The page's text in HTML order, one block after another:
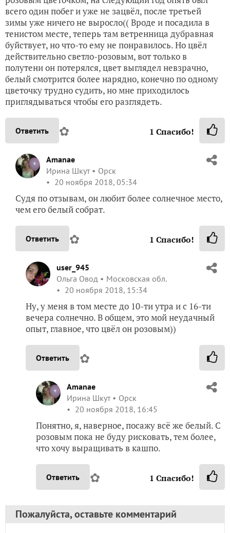
всего один побег и уже не зацвёл, после третьей
зимы уже ничего не выросло(( Вроде и посадила в
тенистом месте, теперь там ветренница дубравная
буйствует, но что-то ему не понравилось. Но цвёл
действительно светло-розовым, вот только в
полутени он потерялся, цвет выглядел невзрачно,
белый смотрится более нарядно, конечно по одному
цветочку трудно судить, но мне приходилось
приглядываться чтобы его разглядеть.
Ответить ✿ 1 Спасибо!
Amanae
Ирина Шкут
Орск
20 ноября 2018, 05:34
Судя по отзывам, он любит более солнечное место,
чем его белый собрат.
Ответить ✿ 1 Спасибо!
user_945
Ольга Овод
Московская обл.
20 ноября 2018, 15:34
Ну, у меня в том месте до 10-ти утра и с 16-ти
вечера солнечно. В общем, это мой неудачный
опыт, главное, что цвёл он розовым))
Ответить ✿
Amanae
Ирина Шкут
Орск
20 ноября 2018, 16:45
Понятно, я, наверное, посажу всё же белый. С
розовым пока не буду рисковать, тем более,
что хочу выращивать в кашпо.
Ответить ✿ 1 Спасибо!
Пожалуйста, оставьте комментарий